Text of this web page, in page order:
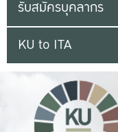
รับสมัครบุคลากร
KU to ITA